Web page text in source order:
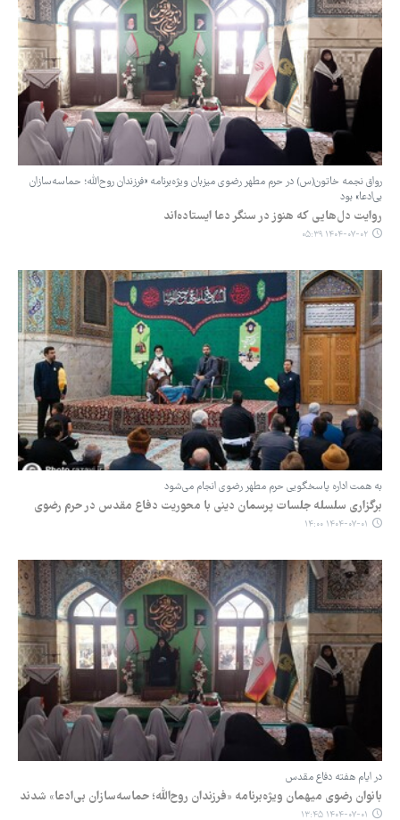
رواق نجمه خاتون(س) در حرم مطهر رضوی میزبان ویژه‌برنامه «فرزندان روح‌الله؛ حماسه‌سازان
بی‌ادعا» بود
روایت دل‌هایی که هنوز در سنگر دعا ایستاده‌اند
۱۴۰۴-۰۷-۰۲ ۰۵:۳۹
به همت اداره پاسخگویی حرم مطهر رضوی انجام می‌شود
برگزاری سلسله جلسات پرسمان دینی با محوریت دفاع مقدس در حرم رضوی
۱۴۰۴-۰۷-۰۱ ۱۴:۰۰
در ایام هفته دفاع مقدس
بانوان رضوی میهمان ویژه‌برنامه «فرزندان روح‌الله؛ حماسه‌سازان بی‌ادعا» شدند
۱۴۰۴-۰۷-۰۱ ۱۳:۴۵